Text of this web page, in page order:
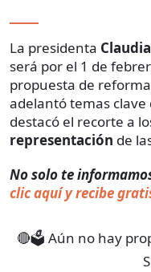
La presidenta
será por el 1 de
propuesta de
adelantó temas
destacó el recorte a
representación de
No solo te
clic aquí y recibe
🔴🗳️ Aún no hay